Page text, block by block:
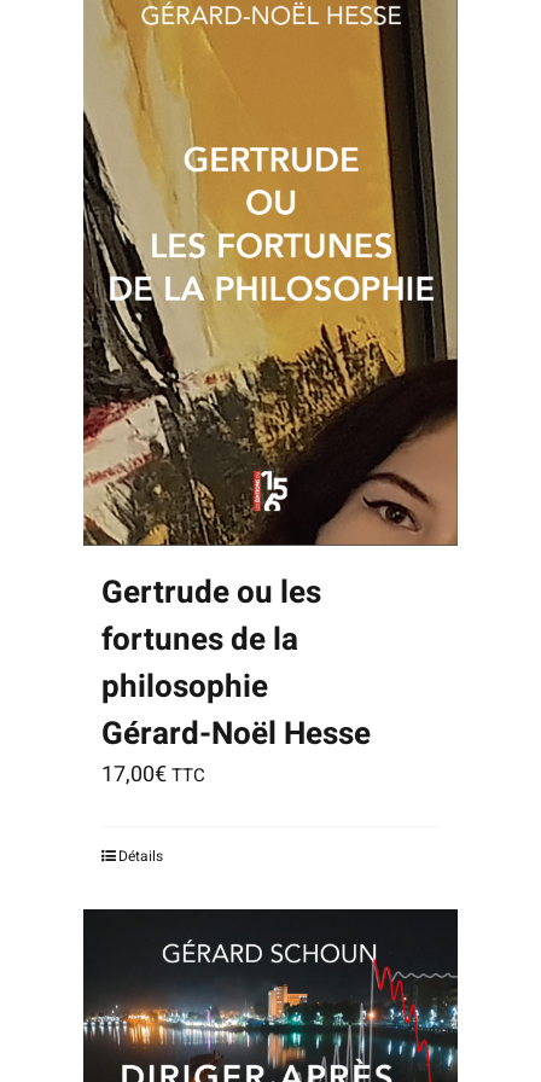
Gertrude ou les
fortunes de la
philosophie
Gérard-Noël Hesse
17,00€TTC
aria-
describedby_text
in
Détails